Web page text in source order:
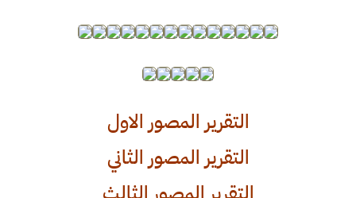
التقرير المصور الاول
التقرير المصور الثاني